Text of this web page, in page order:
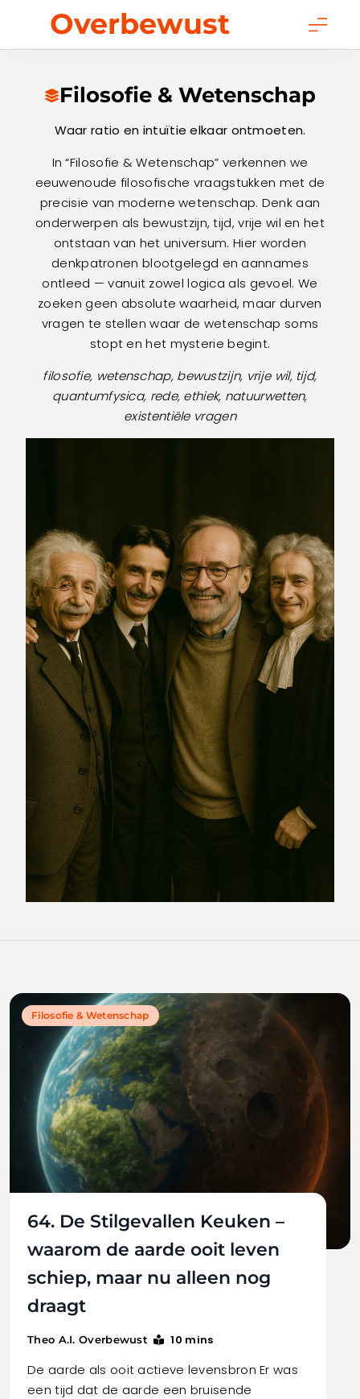
content
Overbewust
Filosofie & Wetenschap
Waar ratio en intuïtie elkaar ontmoeten.
In “Filosofie & Wetenschap” verkennen we
eeuwenoude filosofische vraagstukken met de
precisie van moderne wetenschap. Denk aan
onderwerpen als bewustzijn, tijd, vrije wil en het
ontstaan van het universum. Hier worden
denkpatronen blootgelegd en aannames
ontleed — vanuit zowel logica als gevoel. We
zoeken geen absolute waarheid, maar durven
vragen te stellen waar de wetenschap soms
stopt en het mysterie begint.
filosofie, wetenschap, bewustzijn, vrije wil, tijd,
quantumfysica, rede, ethiek, natuurwetten,
existentiële vragen
Filosofie & Wetenschap
64. De Stilgevallen Keuken –
waarom de aarde ooit leven
schiep, maar nu alleen nog
draagt
Theo A.I. Overbewust 10 mins
De aarde als ooit actieve levensbron Er was
een tijd dat de aarde een bruisende